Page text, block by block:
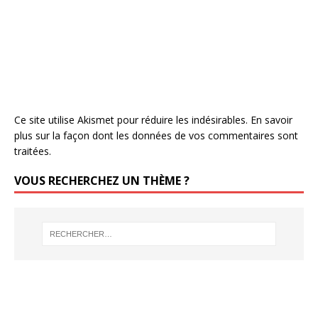
Ce site utilise Akismet pour réduire les indésirables. En savoir
plus sur la façon dont les données de vos commentaires sont
traitées.
VOUS RECHERCHEZ UN THÈME ?